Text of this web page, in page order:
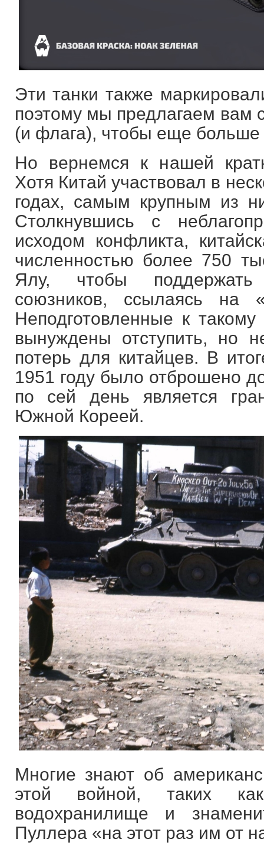
Эти танки также
поэтому мы предлагаем
(и флага), чтобы еще больше
Но вернемся к нашей
Хотя Китай участвовал в
годах, самым крупным из
Столкнувшись с
исходом конфликта,
численностью более 750
Ялу, чтобы поддержать
союзников, ссылаясь на
Неподготовленные к
вынуждены отступить, но
потерь для китайцев. В
1951 году было отброшено
по сей день является
Южной Кореей.
Многие знают об
этой войной, таких
водохранилище и
Пуллера «на этот раз им от